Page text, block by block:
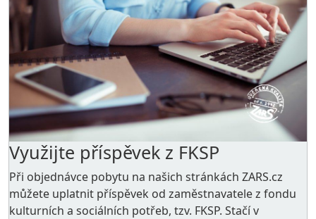
Využijte příspěvek z FKSP
Při objednávce pobytu na našich stránkách ZARS.cz
můžete uplatnit příspěvek od zaměstnavatele z fondu
kulturních a sociálních potřeb, tzv. FKSP. Stačí v